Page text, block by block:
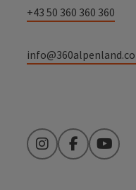
+43 50 360 360 360
InstagramFacebookYouTube